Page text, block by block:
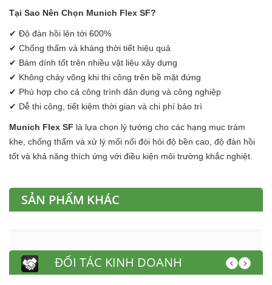
Tại Sao Nên Chọn Munich Flex SF?
✔ Độ đàn hồi lên tới 600%
✔ Chống thấm và kháng thời tiết hiệu quả
✔ Bám dính tốt trên nhiều vật liệu xây dựng
✔ Không chảy võng khi thi công trên bề mặt đứng
✔ Phù hợp cho cả công trình dân dụng và công nghiệp
✔ Dễ thi công, tiết kiệm thời gian và chi phí bảo trì
Munich Flex SF là lựa chọn lý tưởng cho các hạng mục trám
khe, chống thấm và xử lý mối nối đòi hỏi độ bền cao, độ đàn hồi
tốt và khả năng thích ứng với điều kiện môi trường khắc nghiệt.
SẢN PHẨM KHÁC
ĐỐI TÁC KINH DOANH